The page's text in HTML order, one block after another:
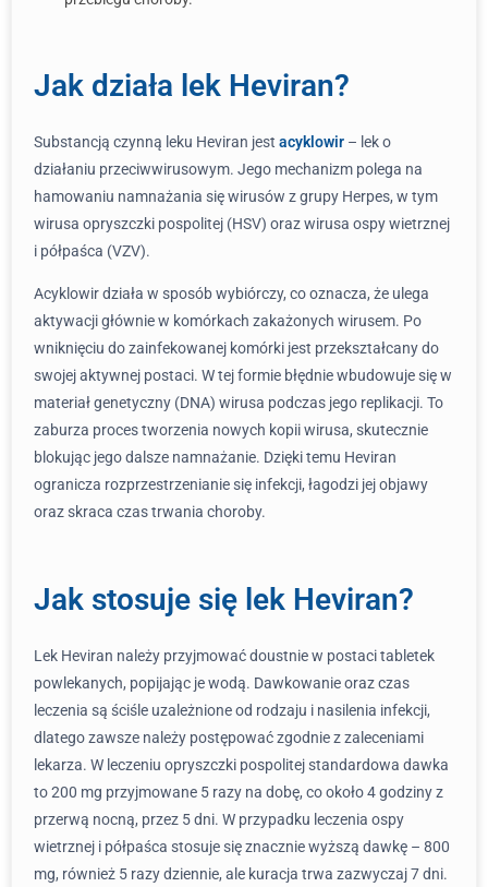
Jak działa lek Heviran?
Substancją czynną leku Heviran jest acyklowir – lek o
działaniu przeciwwirusowym. Jego mechanizm polega na
hamowaniu namnażania się wirusów z grupy Herpes, w tym
wirusa opryszczki pospolitej (HSV) oraz wirusa ospy wietrznej
i półpaśca (VZV).
Acyklowir działa w sposób wybiórczy, co oznacza, że ulega
aktywacji głównie w komórkach zakażonych wirusem. Po
wniknięciu do zainfekowanej komórki jest przekształcany do
swojej aktywnej postaci. W tej formie błędnie wbudowuje się w
materiał genetyczny (DNA) wirusa podczas jego replikacji. To
zaburza proces tworzenia nowych kopii wirusa, skutecznie
blokując jego dalsze namnażanie. Dzięki temu Heviran
ogranicza rozprzestrzenianie się infekcji, łagodzi jej objawy
oraz skraca czas trwania choroby.
Jak stosuje się lek Heviran?
Lek Heviran należy przyjmować doustnie w postaci tabletek
powlekanych, popijając je wodą. Dawkowanie oraz czas
leczenia są ściśle uzależnione od rodzaju i nasilenia infekcji,
dlatego zawsze należy postępować zgodnie z zaleceniami
lekarza. W leczeniu opryszczki pospolitej standardowa dawka
to 200 mg przyjmowane 5 razy na dobę, co około 4 godziny z
przerwą nocną, przez 5 dni. W przypadku leczenia ospy
wietrznej i półpaśca stosuje się znacznie wyższą dawkę – 800
mg, również 5 razy dziennie, ale kuracja trwa zazwyczaj 7 dni.